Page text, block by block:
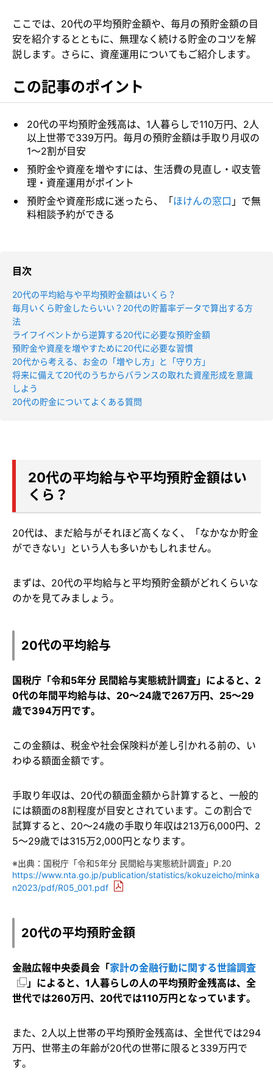
ここでは、20代の平均預貯金額や、毎月の預貯金額の目
安を紹介するとともに、無理なく続ける貯金のコツを解
説します。さらに、資産運用についてもご紹介します。
この記事のポイント
20代の平均預貯金残高は、1人暮らしで110万円、2人
以上世帯で339万円。毎月の預貯金額は手取り月収の
1～2割が目安
預貯金や資産を増やすには、生活費の見直し・収支管
理・資産運用がポイント
預貯金や資産形成に迷ったら、「ほけんの窓口 」で無
料相談予約ができる
目次
20代の平均給与や平均預貯金額はいくら？
毎月いくら貯金したらいい？20代の貯蓄率データで算出する方
法
ライフイベントから逆算する20代に必要な預貯金額
預貯金や資産を増やすために20代に必要な習慣
20代から考える、お金の「増やし方」と「守り方」
将来に備えて20代のうちからバランスの取れた資産形成を意識
しよう
20代の貯金についてよくある質問
20代の平均給与や平均預貯金額はい
くら？
20代は、まだ給与がそれほど高くなく、「なかなか貯金
ができない」という人も多いかもしれません。
まずは、20代の平均給与と平均預貯金額がどれくらいな
のかを見てみましょう。
20代の平均給与
国税庁「令和5年分 民間給与実態統計調査」によると、2
0代の年間平均給与は、20～24歳で267万円、25～29
歳で394万円です。
この金額は、税金や社会保険料が差し引かれる前の、い
わゆる額面金額です。
手取り年収は、20代の額面金額から計算すると、一般的
には額面の8割程度が目安とされています。この割合で
試算すると、20～24歳の手取り年収は213万6,000円、2
5～29歳では315万2,000円となります。
※出典：国税庁「令和5年分 民間給与実態統計調査」P.20
https://www.nta.go.jp/publication/statistics/kokuzeicho/minka
n2023/pdf/R05_001.pdf
20代の平均預貯金額
金融広報中央委員会「家計の金融行動に関する世論調査
」によると、1人暮らしの人の平均預貯金残高は、全
世代では260万円、20代では110万円となっています。
また、2人以上世帯の平均預貯金残高は、全世代では294
万円、世帯主の年齢が20代の世帯に限ると339万円で
す。